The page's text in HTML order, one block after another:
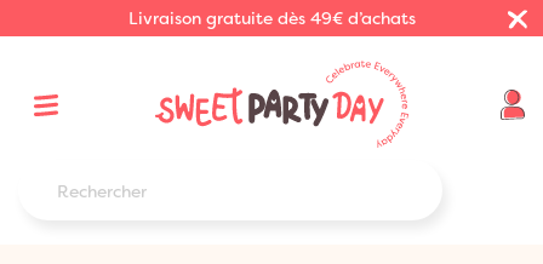
Livraison gratuite dès 49€ d’achats